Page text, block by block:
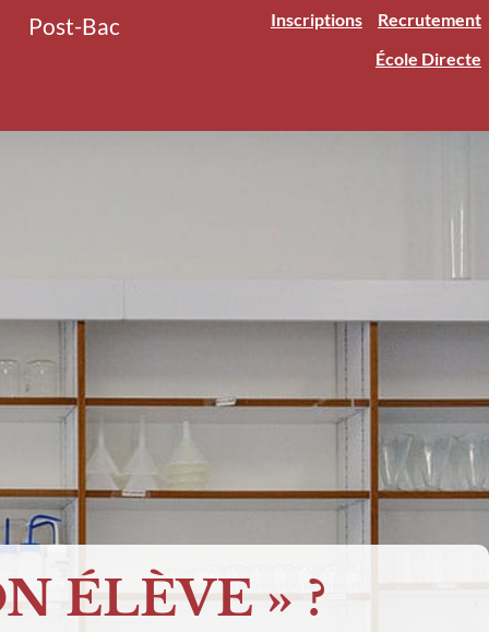
Post-Bac Inscriptions
Recrutement
École Directe
ÉLÈVE » ?